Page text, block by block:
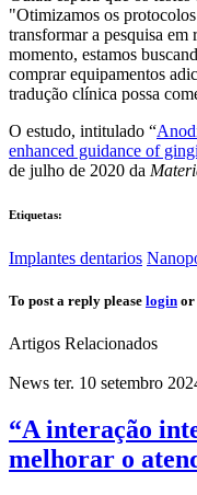
"Otimizamos os protocolos
transformar a pesquisa
momento, estamos
comprar equipamentos
tradução clínica possa
O estudo, intitulado “
enhanced guidance of
de julho de 2020 da
Etiquetas:
Implantes dentarios
To post a reply please login or
Artigos Relacionados
News ter. 10 setembro
“A interação
melhorar o